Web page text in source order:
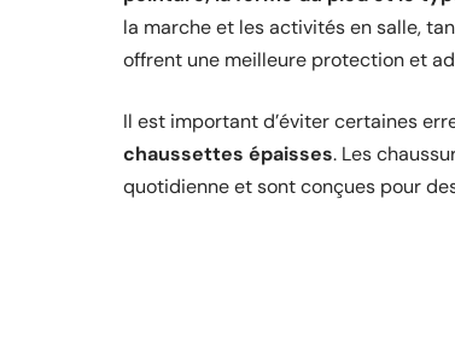
la marche et les activités en salle,
offrent une meilleure protection et
Il est important d’éviter certaines
chaussettes épaisses. Les
quotidienne et sont conçues pour